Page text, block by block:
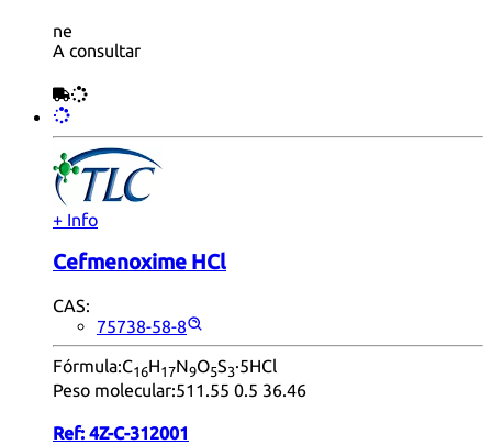
ne
A consultar
+ Info
Cefmenoxime HCl
CAS:
75738-58-8
Fórmula:C16H17N9O5S3·5HCl
Peso molecular:511.55 0.5 36.46
Ref: 4Z-C-312001